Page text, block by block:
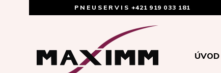
PNEUSERVIS +421 919 033 181
ÚVOD